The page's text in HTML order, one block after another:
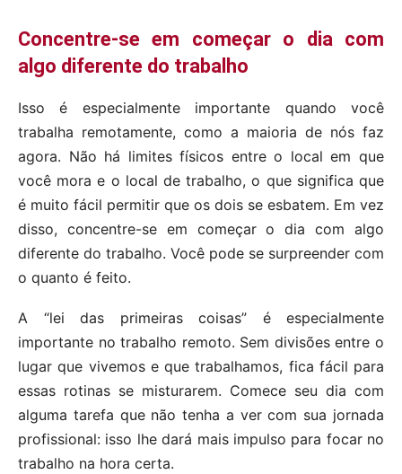
Concentre-se em começar o dia com
algo diferente do trabalho
Isso é especialmente importante quando você
trabalha remotamente, como a maioria de nós faz
agora. Não há limites físicos entre o local em que
você mora e o local de trabalho, o que significa que
é muito fácil permitir que os dois se esbatem. Em vez
disso, concentre-se em começar o dia com algo
diferente do trabalho. Você pode se surpreender com
o quanto é feito.
A “lei das primeiras coisas” é especialmente
importante no trabalho remoto. Sem divisões entre o
lugar que vivemos e que trabalhamos, fica fácil para
essas rotinas se misturarem. Comece seu dia com
alguma tarefa que não tenha a ver com sua jornada
profissional: isso lhe dará mais impulso para focar no
trabalho na hora certa.